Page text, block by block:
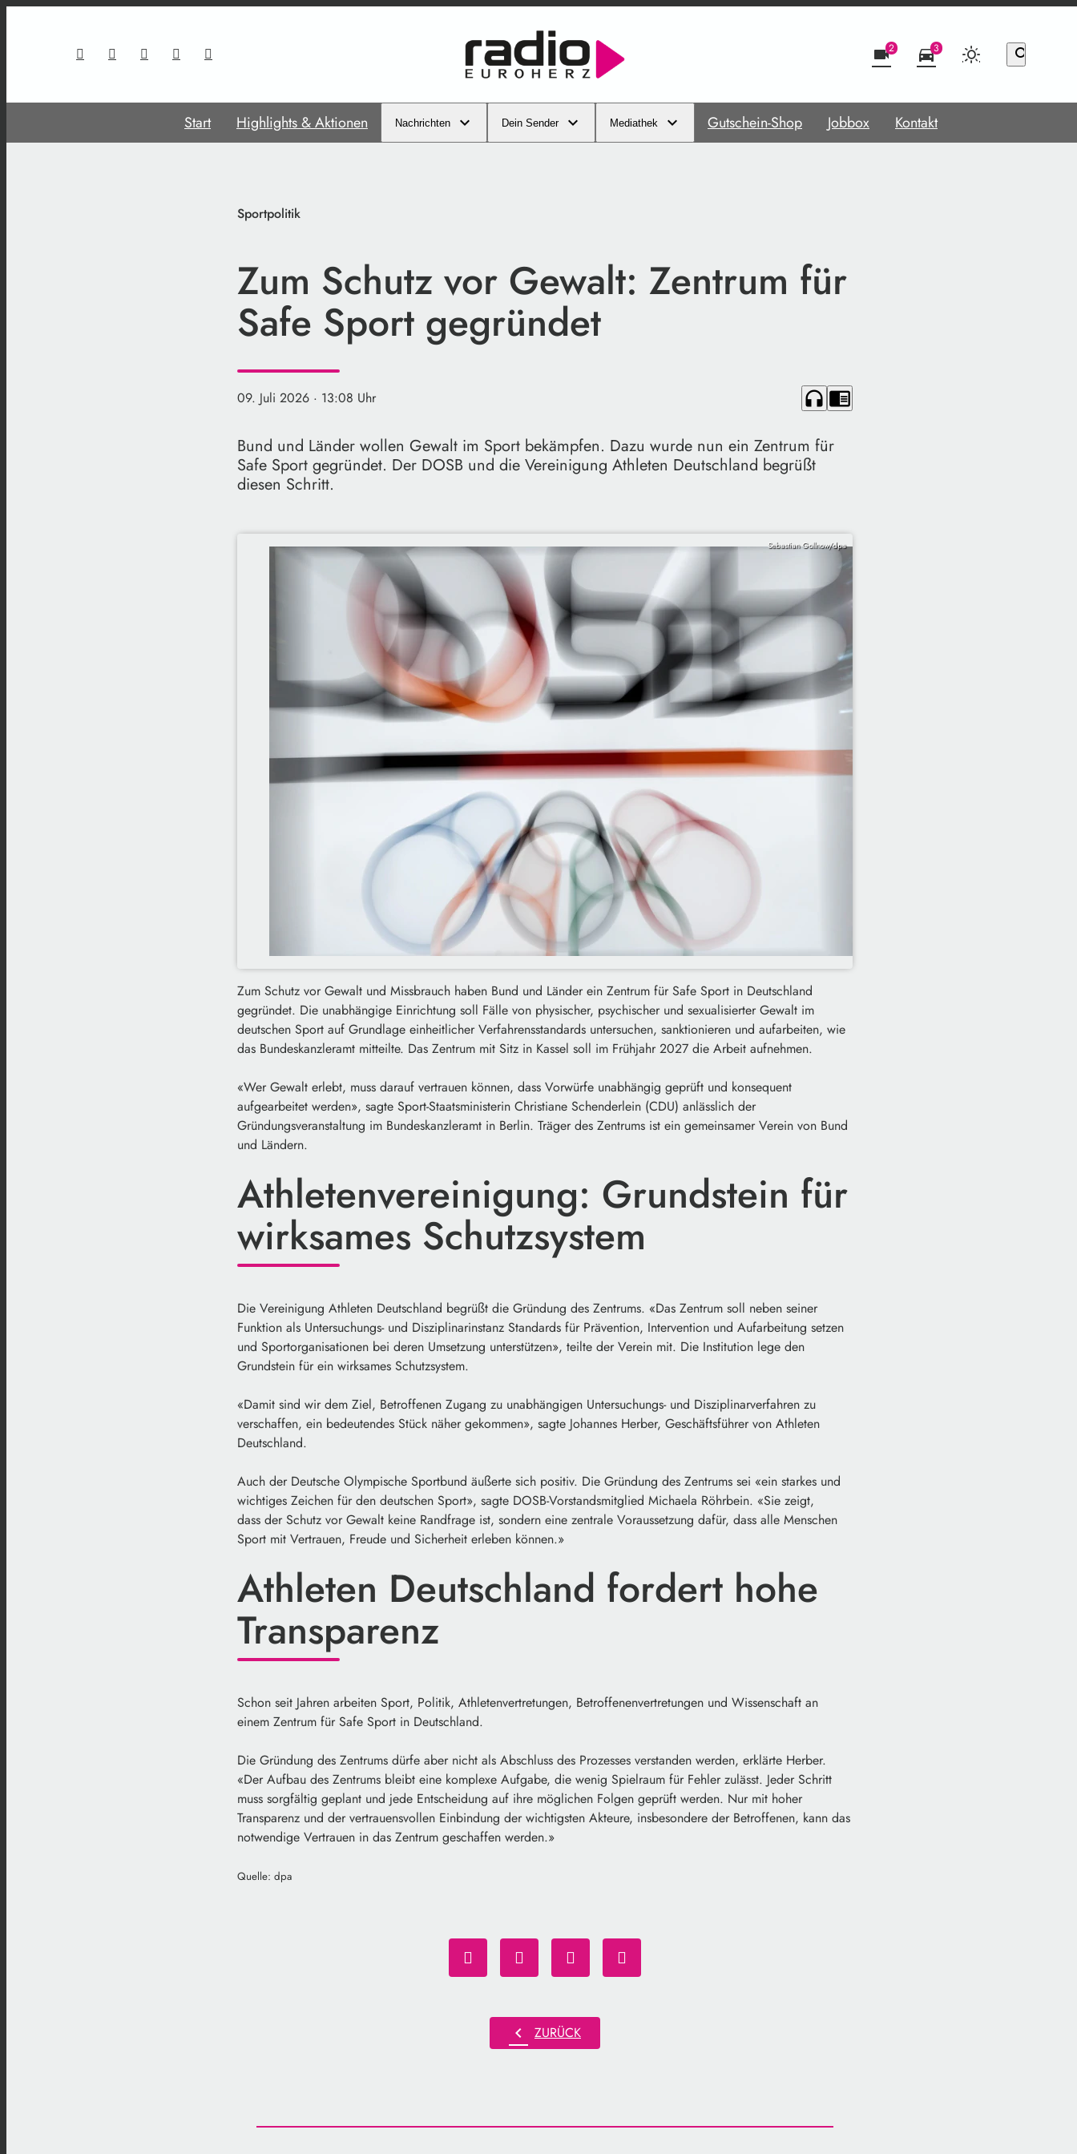
videocam2 directions_car3 search
Start Highlights & Aktionen Nachrichten Dein Sender Mediathek Gutschein-Shop Jobbox Kontakt
Sportpolitik
Zum Schutz vor Gewalt: Zentrum für
Safe Sport gegründet
09. Juli 2026 · 13:08 Uhr headphones chrome_reader_mode
Bund und Länder wollen Gewalt im Sport bekämpfen. Dazu wurde nun ein Zentrum für
Safe Sport gegründet. Der DOSB und die Vereinigung Athleten Deutschland begrüßt
diesen Schritt.
Sebastian Gollnow/dpa
Zum Schutz vor Gewalt und Missbrauch haben Bund und Länder ein Zentrum für Safe Sport in Deutschland
gegründet. Die unabhängige Einrichtung soll Fälle von physischer, psychischer und sexualisierter Gewalt im
deutschen Sport auf Grundlage einheitlicher Verfahrensstandards untersuchen, sanktionieren und aufarbeiten, wie
das Bundeskanzleramt mitteilte. Das Zentrum mit Sitz in Kassel soll im Frühjahr 2027 die Arbeit aufnehmen.
«Wer Gewalt erlebt, muss darauf vertrauen können, dass Vorwürfe unabhängig geprüft und konsequent
aufgearbeitet werden», sagte Sport-Staatsministerin Christiane Schenderlein (CDU) anlässlich der
Gründungsveranstaltung im Bundeskanzleramt in Berlin. Träger des Zentrums ist ein gemeinsamer Verein von Bund
und Ländern.
Athletenvereinigung: Grundstein für
wirksames Schutzsystem
Die Vereinigung Athleten Deutschland begrüßt die Gründung des Zentrums. «Das Zentrum soll neben seiner
Funktion als Untersuchungs- und Disziplinarinstanz Standards für Prävention, Intervention und Aufarbeitung setzen
und Sportorganisationen bei deren Umsetzung unterstützen», teilte der Verein mit. Die Institution lege den
Grundstein für ein wirksames Schutzsystem.
«Damit sind wir dem Ziel, Betroffenen Zugang zu unabhängigen Untersuchungs- und Disziplinarverfahren zu
verschaffen, ein bedeutendes Stück näher gekommen», sagte Johannes Herber, Geschäftsführer von Athleten
Deutschland.
Auch der Deutsche Olympische Sportbund äußerte sich positiv. Die Gründung des Zentrums sei «ein starkes und
wichtiges Zeichen für den deutschen Sport», sagte DOSB-Vorstandsmitglied Michaela Röhrbein. «Sie zeigt,
dass der Schutz vor Gewalt keine Randfrage ist, sondern eine zentrale Voraussetzung dafür, dass alle Menschen
Sport mit Vertrauen, Freude und Sicherheit erleben können.»
Athleten Deutschland fordert hohe
Transparenz
Schon seit Jahren arbeiten Sport, Politik, Athletenvertretungen, Betroffenenvertretungen und Wissenschaft an
einem Zentrum für Safe Sport in Deutschland.
Die Gründung des Zentrums dürfe aber nicht als Abschluss des Prozesses verstanden werden, erklärte Herber.
«Der Aufbau des Zentrums bleibt eine komplexe Aufgabe, die wenig Spielraum für Fehler zulässt. Jeder Schritt
muss sorgfältig geplant und jede Entscheidung auf ihre möglichen Folgen geprüft werden. Nur mit hoher
Transparenz und der vertrauensvollen Einbindung der wichtigsten Akteure, insbesondere der Betroffenen, kann das
notwendige Vertrauen in das Zentrum geschaffen werden.»
Quelle: dpa
chevron_left ZURÜCK